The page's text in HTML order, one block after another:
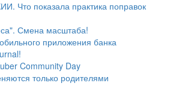
Что показала практика поправок
Смена масштаба!
приложения банка
Community Day
только родителями